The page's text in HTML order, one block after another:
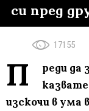
си пред
17155
П
реди да
изскочи в ума